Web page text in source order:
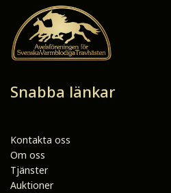
Snabba länkar
Kontakta oss
Om oss
Tjänster
Auktioner